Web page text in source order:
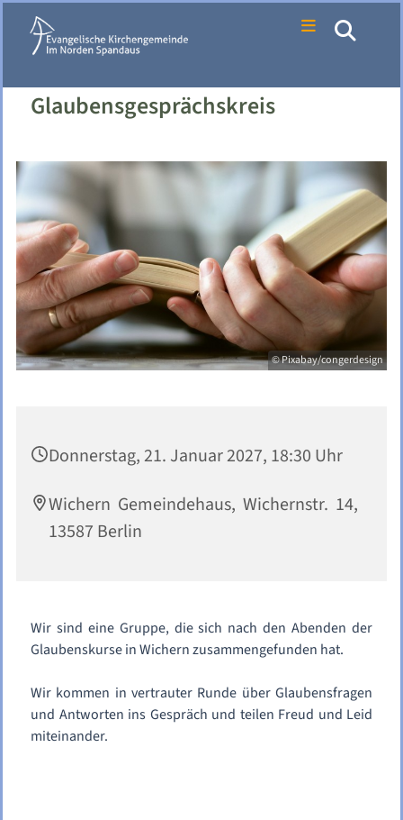
Glaubensgesprächskreis
© Pixabay/congerdesign
Donnerstag, 21. Januar 2027, 18:30 Uhr
Wichern Gemeindehaus, Wichernstr. 14,
13587 Berlin
Wir sind eine Gruppe, die sich nach den Abenden der
Glaubenskurse in Wichern zusammengefunden hat.
Wir kommen in vertrauter Runde über Glaubensfragen
und Antworten ins Gespräch und teilen Freud und Leid
miteinander.